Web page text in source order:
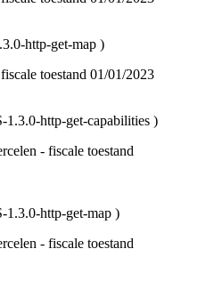
http-get-map )
toestand 01/01/2023
http-get-capabilities )
- fiscale toestand
http-get-map )
- fiscale toestand